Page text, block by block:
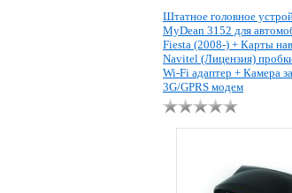
Штатное головное
MyDean 3152 для
Fiesta (2008-) + Карты
Navitel (Лицензия)
Wi-Fi адаптер + Камера
3G/GPRS модем